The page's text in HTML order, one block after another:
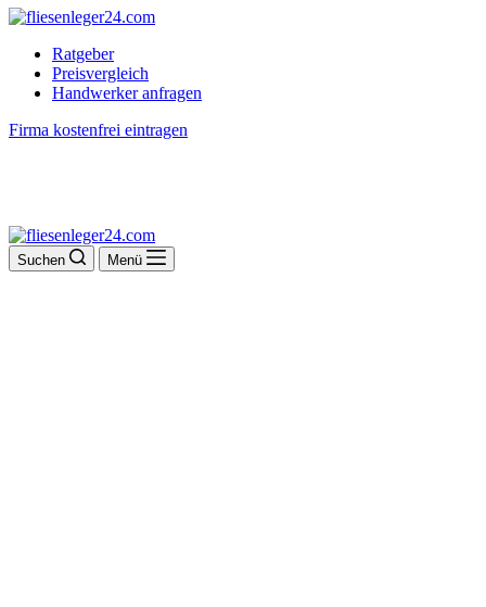
Ratgeber
Preisvergleich
Handwerker anfragen
Firma kostenfrei eintragen
Suchen Menü